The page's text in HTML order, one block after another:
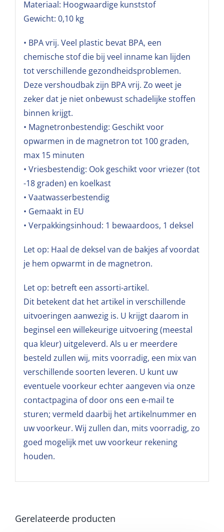
Materiaal: Hoogwaardige kunststof
Gewicht: 0,10 kg
• BPA vrij. Veel plastic bevat BPA, een
chemische stof die bij veel inname kan lijden
tot verschillende gezondheidsproblemen.
Deze vershoudbak zijn BPA vrij. Zo weet je
zeker dat je niet onbewust schadelijke stoffen
binnen krijgt.
• Magnetronbestendig: Geschikt voor
opwarmen in de magnetron tot 100 graden,
max 15 minuten
• Vriesbestendig: Ook geschikt voor vriezer (tot
-18 graden) en koelkast
• Vaatwasserbestendig
• Gemaakt in EU
• Verpakkingsinhoud: 1 bewaardoos, 1 deksel
Let op: Haal de deksel van de bakjes af voordat
je hem opwarmt in de magnetron.
Let op: betreft een assorti-artikel.
Dit betekent dat het artikel in verschillende
uitvoeringen aanwezig is. U krijgt daarom in
beginsel een willekeurige uitvoering (meestal
qua kleur) uitgeleverd. Als u er meerdere
besteld zullen wij, mits voorradig, een mix van
verschillende soorten leveren. U kunt uw
eventuele voorkeur echter aangeven via onze
contactpagina of door ons een e-mail te
sturen; vermeld daarbij het artikelnummer en
uw voorkeur. Wij zullen dan, mits voorradig, zo
goed mogelijk met uw voorkeur rekening
houden.
Gerelateerde producten